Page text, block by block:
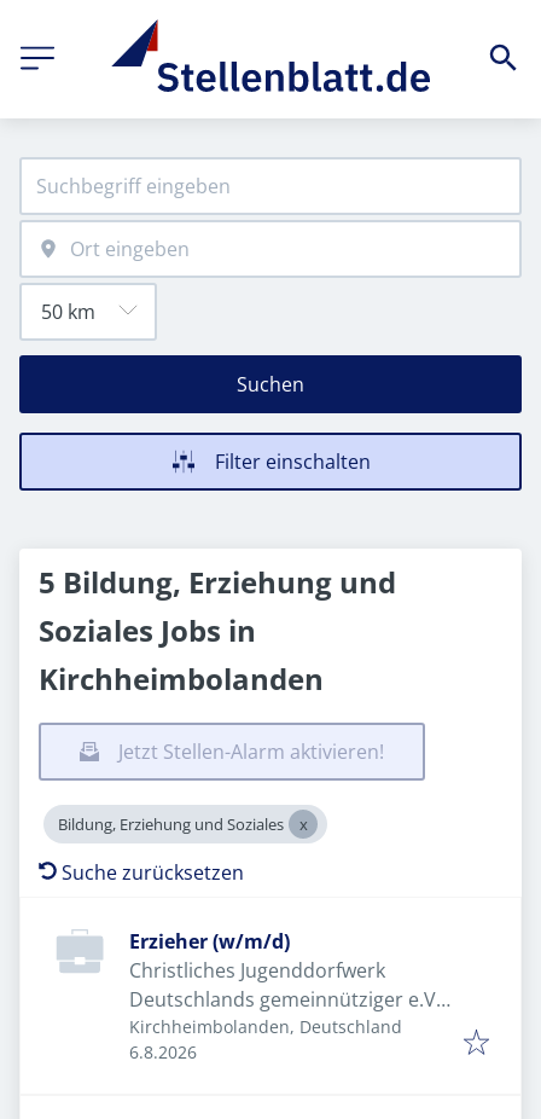
Suchen
Filter einschalten
5 Bildung, Erziehung und
Soziales Jobs in
Kirchheimbolanden
Jetzt Stellen-Alarm aktivieren!
Bildung, Erziehung und Soziales
Suche zurücksetzen
Erzieher (w/m/d)
Christliches Jugenddorfwerk
Deutschlands gemeinnütziger e.V.
(CJD)
Kirchheimbolanden, Deutschland
Veröffentlicht
6.8.2026